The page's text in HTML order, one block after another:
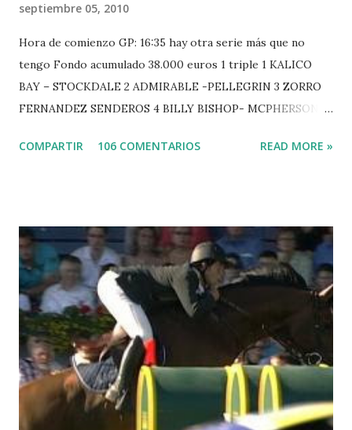
septiembre 05, 2010
Hora de comienzo GP: 16:35 hay otra serie más que no
tengo Fondo acumulado 38.000 euros 1 triple 1 KALICO
BAY – STOCKDALE 2 ADMIRABLE -PELLEGRIN 3 ZORRO
FERNANDEZ SENDEROS 4 BILLY BISHOP- MCPHERSON 5
-EPAILLARD 7 GIG AMAI M WHITAKER 8 SILVANA DU
POWER - MILLAR 5 ARMANIE -VOORN 6 QUERLYBET
HERO -LEJAUNE 7 MO CHROI - O’BRIEN 8 CARMENA Z -
BREEN 9 JALLA DE GAVIERE -RAMZY AL DUHAMI 10
NOVEL -PHILIPPAERTS 3 triple 1 LATE NIGHT -LEVY 2 K
CLUB LADY -O’CONNOR 3 QUICK STUDY - HOUGH 4
LORENZO -AHLMANN 5 L’ESPOIR -GULLIKSEN 6
TOPINAMBOUR -LEPREVOST 7 WISCONSIN 111 -MOYA 8
INTERTOY Z - BRASH 9 HERALD –CORDON 10 SELDANA
DI CAMPALTO -SHARBATLY Vuelta Triunfal... el ganador
COMPARTIR 106 COMENTARIOS READ MORE »